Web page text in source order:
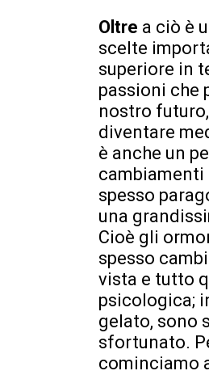
Oltre a ciò è
scelte
superiore in
passioni che
nostro
diventare
è anche un
cambiamenti
spesso
una
Cioè gli
spesso
vista e tutto
psicologica;
gelato, sono
sfortunato.
cominciamo